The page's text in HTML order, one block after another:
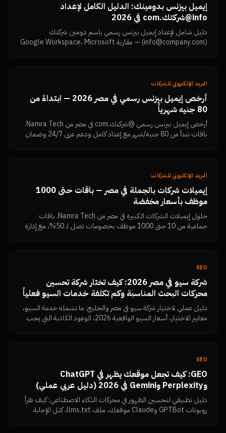
إيميل بيزنس بدومينك: الدليل الكامل لإعداد
info@شركتك.com في 2026
دليل شامل لإعداد إيميل بيزنس رسمي باسم دومين شركتك
(info@company.com) — مقارنة Google Workspace، Microsoft
البريد الإلكتروني للشركات
أرخص إيميل بيزنس رسمي في مصر 2026 — ابتداءً من
80 جنيه شهرياً
أرخص إيميل بيزنس رسمي @شركتك.com في مصر من Namra Tech.
باقات تبدأ من 80 جنيه/شهر مع إعداد كامل ودعم عربي 24/7 وضمان
البريد الإلكتروني للشركات
إيميلات شركات بالجملة في مصر — باقات حتى 1000
موظف بأسعار مخفضة
حلول إيميلات الشركات الكبيرة في مصر من Namra Tech. باقات
جماعية من 10 حتى 1000 موظف بخصومات تصل لـ 50%، مع إدارة
SEO
شركة سيو في مصر 2026: كيف تختار شركة تحسين
محركات البحث المناسبة وكم تكلفة خدمات السيو فعلياً
دليل عملي لاختيار شركة سيو في مصر والخليج: ما تشمله خدمة السيو،
معايير الاختيار، أسعار السيو الواقعية 2026، الوعود الكاذبة التي يجب
SEO
GEO: كيف تجعل موقعك يظهر في ChatGPT
وPerplexity وGemini في 2026 (دليل عربي عملي)
دليل تطبيقي لتحسين الظهور في محركات الذكاء الاصطناعي: كيف تقرأ
روبوتات GPTBot وClaude موقعك، ملف llms.txt، كتل الإجابة